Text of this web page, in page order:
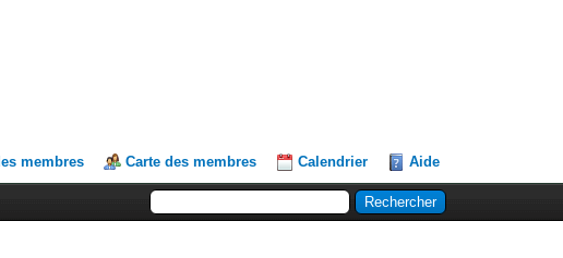
membres Carte des membres Calendrier Aide